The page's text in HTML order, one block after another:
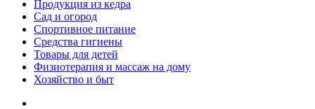
Продукция из кедра
Сад и огород
Спортивное питание
Средства гигиены
Товары для детей
Физиотерапия и массаж на дому
Хозяйство и быт